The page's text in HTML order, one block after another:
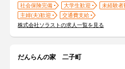
社会保険完備 大学生歓迎
未経験者
主婦(夫)歓迎
交通費支給
株式会社ソラストの求人一覧を見る
だんらんの家 二子町